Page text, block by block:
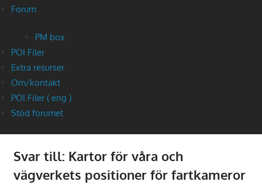
Forum
PM box
POI Filer
Extra resurser
Om/kontakt
POI Filer ( eng )
Stöd forumet
Svar till: Kartor för våra och
vägverkets positioner för fartkameror